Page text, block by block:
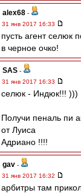
alex68 -
31 янв 2017 16:33
пусть агент селюк
в черное очко!
SAS -
31 янв 2017 16:33
селюк - Индюк!!! )))
Получи пеналь пи
от Луиса
Адриано !!!!
gav -
31 янв 2017 16:32
арбитры там